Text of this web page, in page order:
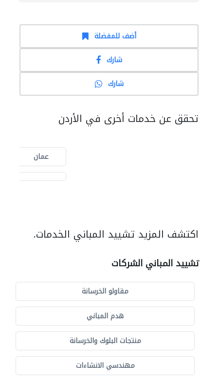
أضف للمفضلة
شارك
شارك
تحقق عن خدمات أخرى في الأردن
عمان
اكتشف المزيد تشييد المباني الخدمات.
تشييد المباني الشركات
مقاولو الخرسانة
هدم المباني
منتجات البلوك والخرسانة
مهندسي الانشاءات